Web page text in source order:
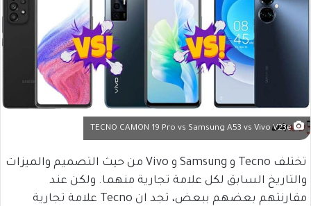
TECNO CAMON 19 Pro vs Samsung A53 vs Vivo V23e
تختلف Tecno و Samsung و Vivo من حيث التصميم والميزات
والتاريخ السابق لكل علامة تجارية منهما. ولكن عند
مقارنتهم بعضهم ببعض، تجد ان Tecno علامة تجارية